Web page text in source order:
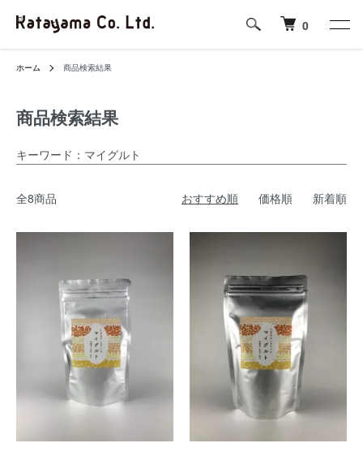
0
ホーム 商品検索結果
商品検索結果
キーワード：マイグルト
全8商品 おすすめ順 価格順 新着順